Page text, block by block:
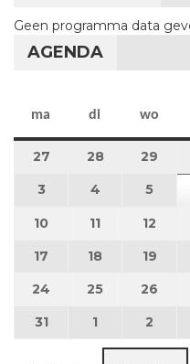
Geen programma data
AGENDA
ma maandag
di dinsdag
wo
27 27 juli 2026
28 28 juli 2026
29 29
3 3 augustus 2026
4 4 augustus
5 5
10 10 augustus 2026
11 11 augustus
12 12
17 17 augustus 2026
18 18 augustus
19 19
24 24 augustus 2026
25 25 augustus
26 26
3131 augustus 2026
1 1 september
2 2